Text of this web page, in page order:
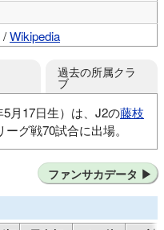
/Wikipedia
月17日生）は、J2の藤枝
グ戦70試合に出場。
過去の所属クラ
ブ
水戸ホーリーホック
京都サンガF.C.
ファンサカデータ